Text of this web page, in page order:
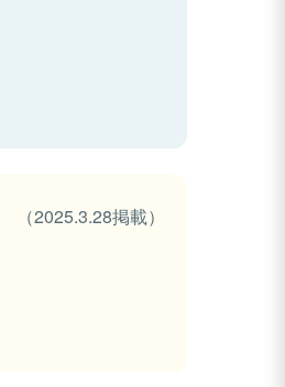
（2025.3.28掲載）